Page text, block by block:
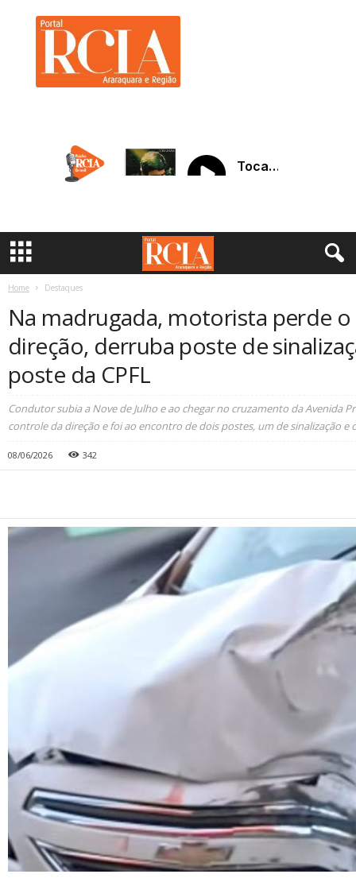
a
Home Destaques
Na madrugada, motorista perde
direção, derruba poste de
poste da CPFL
Condutor subia a Nove de Julho e ao chegar no cruzamento da Avenida
controle da direção e foi ao encontro de dois postes, um de sinalização e
08/06/2026 342